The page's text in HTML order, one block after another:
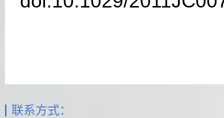
联系方式：